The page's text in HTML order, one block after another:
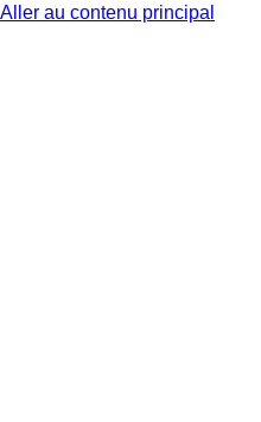
Aller au contenu principal